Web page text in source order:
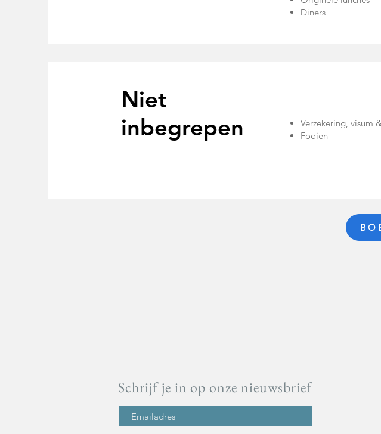
Diners
Niet
inbegrepen
Verzekering, visum
Fooien
Schrijf je in op onze nieuwsbrief